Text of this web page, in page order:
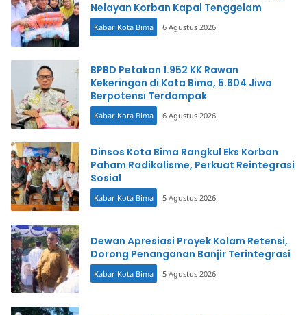
Nelayan Korban Kapal Tenggelam
Kabar Kota Bima 6 Agustus 2026
BPBD Petakan 1.952 KK Rawan
Kekeringan di Kota Bima, 5.604 Jiwa
Berpotensi Terdampak
Kabar Kota Bima 6 Agustus 2026
Dinsos Kota Bima Rangkul Eks Korban
Paham Radikalisme, Perkuat Reintegrasi
Sosial
Kabar Kota Bima 5 Agustus 2026
Dewan Apresiasi Proyek Kolam Retensi,
Dorong Penanganan Banjir Terintegrasi
Kabar Kota Bima 5 Agustus 2026